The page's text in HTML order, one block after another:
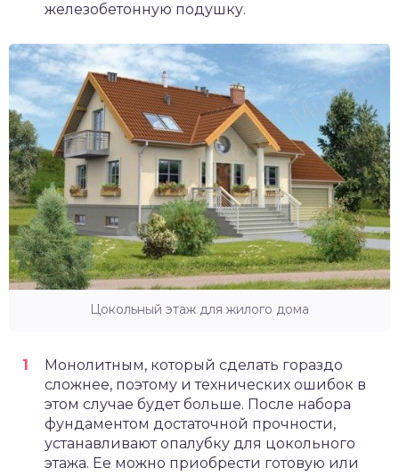
железобетонную подушку.
Цокольный этаж для жилого дома
Монолитным, который сделать гораздо
сложнее, поэтому и технических ошибок в
этом случае будет больше. После набора
фундаментом достаточной прочности,
устанавливают опалубку для цокольного
этажа. Ее можно приобрести готовую или